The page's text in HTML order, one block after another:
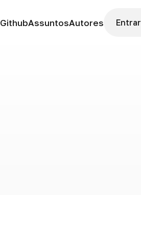
GithubAssuntosAutores Entrar